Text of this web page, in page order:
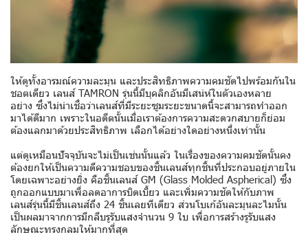
ให้ดูทั้งอารมณ์ความละมุน และประสิทธิภาพความคมชัดไปพร้อมกันใน
ชอตเดียว เลนส์ TAMRON รุ่นนี้มีบุคลิกอันมีเสน่ห์ในตัวเองหลาย
อย่าง ซึ่งไม่น่าเชื่อว่าเลนส์ที่มีระยะซูมระยะขนาดนี้จะสามารถทำออก
มาได้ดีมาก เพราะในอดีตนั้นเมื่อเราต้องการความสะดวกสบายก็ย่อม
ต้องแลกมาด้วยประสิทธิภาพ เลือกได้อย่างใดอย่างหนึ่งเท่านั้น
แต่ดูเหมือนปัจจุบันจะไม่เป็นเช่นนั้นแล้ว ในเรื่องของความคมชัดนั้นคง
ต้องยกให้เป็นความดีความชอบของชิ้นเลนส์ทุกชิ้นที่ประกอบอยู่ภายใน
โดยเฉพาะอย่างยิ่ง คือชิ้นเลนส์ GM (Glass Molded Aspherical) ซึ่ง
ถูกออกแบบมาเพื่อลดอาการบิดเบี้ยว และเพิ่มความชัดให้กับภาพ
เลนส์รุ่นนี้มีชิ้นเลนส์ถึง 24 ชิ้นเลยทีเดียว ส่วนโบเก้อันละมุนละไมนั้น
เป็นผลมาจากการมีกลีบรูรับแสงจำนวน 9 ใบ เพื่อการสร้างรูรับแสง
ลักษณะทรงกลมให้มากที่สุด